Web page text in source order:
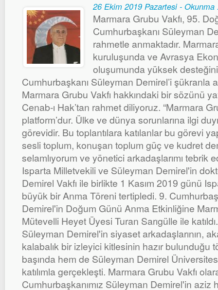
26 Ekim 2019 Pazartesi - Okunma
Marmara Grubu Vakfı, 95.
Cumhurbaşkanı Süleyman
rahmetle anmaktadır.
kuruluşunda ve Avrasya
oluşumunda yüksek
Cumhurbaşkanı Süleyman Demirel’i şükranla
Marmara Grubu Vakfı hakkındaki bir sözünü
Cenab-ı Hak’tan rahmet diliyoruz. “Marmara
platform’dur. Ülke ve dünya sorunlarına ilgi
görevidir. Bu toplantılara katılanlar bu görevi
sesli toplum, konuşan toplum güç ve kudret
selamlıyorum ve yönetici arkadaşlarımı tebrik
Isparta Milletvekili ve Süleyman Demirel'in
Demirel Vakfı ile birlikte 1 Kasım 2019 günü
büyük bir Anma Töreni tertipledi. 9.
Demirel'in Doğum Günü Anma Etkinliğine
Mütevelli Heyet Üyesi Turan Sarıgülle ile
Süleyman Demirel'in siyaset arkadaşlarının,
kalabalık bir izleyici kitlesinin hazır bulunduğu
başında hem de Süleyman Demirel
katılımla gerçekleşti. Marmara Grubu Vakfı
Cumhurbaşkanımız Süleyman Demirel'in aziz